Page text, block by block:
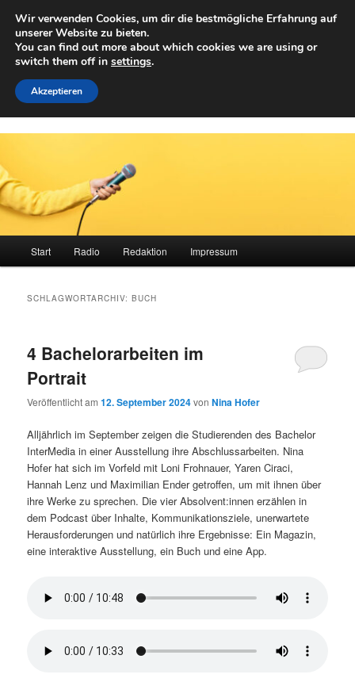
primären
Inhalt
springen
sekundären
Inhalt
springenAchwelle
Campus Medien der Fachhochschule Vorarlberg
Start Radio Redaktion Impressum
SCHLAGWORTARCHIV:BUCH
4 Bachelorarbeiten im
Portrait
Veröffentlicht am12. September 2024vonNina Hofer
Alljährlich im September zeigen die Studierenden des Bachelor
InterMedia in einer Ausstellung ihre Abschlussarbeiten. Nina
Hofer hat sich im Vorfeld mit Loni Frohnauer, Yaren Ciraci,
Hannah Lenz und Maximilian Ender getroffen, um mit ihnen über
ihre Werke zu sprechen. Die vier Absolvent:innen erzählen in
dem Podcast über Inhalte, Kommunikationsziele, unerwartete
Herausforderungen und natürlich ihre Ergebnisse: Ein Magazin,
eine interaktive Ausstellung, ein Buch und eine App.
Wir verwenden Cookies, um dir die bestmögliche Erfahrung auf
unserer Website zu bieten.
You can find out more about which cookies we are using or
switch them off in settings.
Akzeptieren